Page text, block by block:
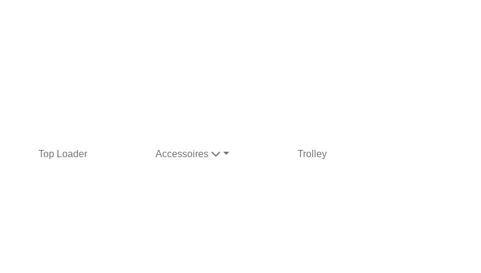
Top Loader Accessoires Trolley